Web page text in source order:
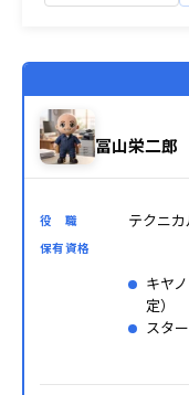
冨山栄二郎
役 職 テクニ
保有資格
キヤ
定）
スタ